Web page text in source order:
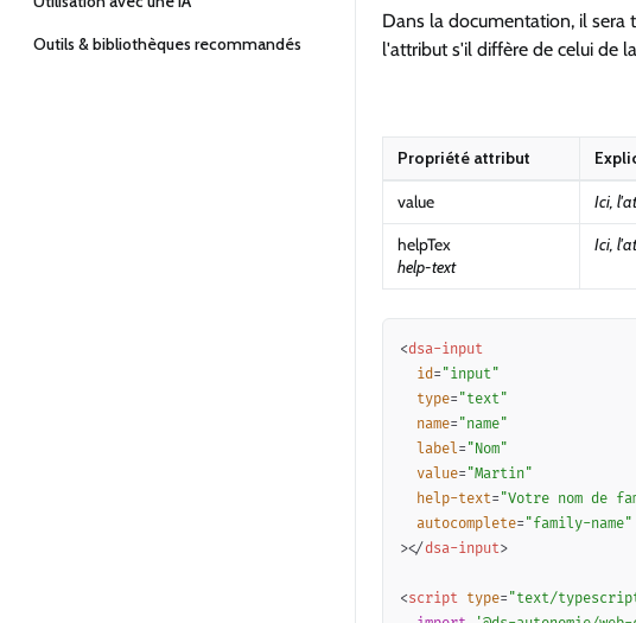
Outils & bibliothèques recommandés
Dans la documentation, il
l'attribut s'il diffère de celui de
Propriété attribut
value
Ici,
helpTex
help-text
Ici,
<dsa-input
id= "input"
type= "text"
name= "name"
label= "Nom"
value= "Martin"
help-text= "Votre nom de
autocomplete= "family-name"
></dsa-input>
<script type= "text/